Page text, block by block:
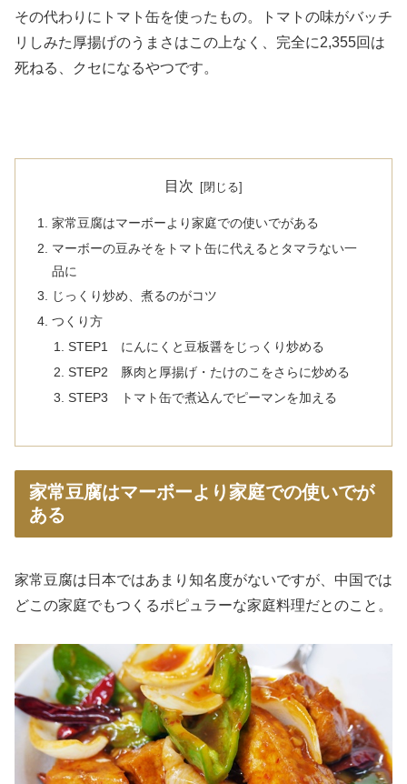
その代わりにトマト缶を使ったもの。トマトの味がバッチ
リしみた厚揚げのうまさはこの上なく、完全に2,355回は
死ねる、クセになるやつです。
目次
家常豆腐はマーボーより家庭での使いでがある
マーボーの豆みそをトマト缶に代えるとタマラない一
品に
じっくり炒め、煮るのがコツ
つくり方
STEP1 にんにくと豆板醤をじっくり炒める
STEP2 豚肉と厚揚げ・たけのこをさらに炒める
STEP3 トマト缶で煮込んでピーマンを加える
家常豆腐はマーボーより家庭での使いでが
ある
家常豆腐は日本ではあまり知名度がないですが、中国では
どこの家庭でもつくるポピュラーな家庭料理だとのこと。